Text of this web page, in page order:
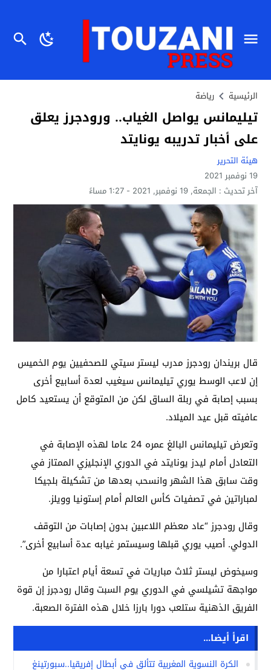
الرئيسية رياضة
تيليمانس يواصل الغياب.. ورودجرز يعلق
على أخبار تدريبه يونايتد
هيئة التحرير
19 نوفمبر 2021
آخر تحديث : الجمعة, 19 نوفمبر, 2021 - 1:27 مساءً
قال بريندان رودجرز مدرب ليستر سيتي للصحفيين يوم الخميس
إن لاعب الوسط يوري تيليمانس سيغيب لعدة أسابيع أخرى
بسبب إصابة في ربلة الساق لكن من المتوقع أن يستعيد كامل
عافيته قبل عيد الميلاد.
وتعرض تيليمانس البالغ عمره 24 عاما لهذه الإصابة في
التعادل أمام ليدز يونايتد في الدوري الإنجليزي الممتاز في
وقت سابق هذا الشهر وانسحب بعدها من تشكيلة بلجيكا
لمباراتين في تصفيات كأس العالم أمام إستونيا وويلز.
وقال رودجرز “عاد معظم اللاعبين بدون إصابات من التوقف
الدولي. أصيب يوري قبلها وسيستمر غيابه عدة أسابيع أخرى”.
وسيخوض ليستر ثلاث مباريات في تسعة أيام اعتبارا من
مواجهة تشيلسي في الدوري يوم السبت وقال رودجرز إن قوة
الفريق الذهنية ستلعب دورا بارزا خلال هذه الفترة الصعبة.
اقرأ أيضا...
الكرة النسوية المغربية تتألق في أبطال إفريقيا..سبورتينغ